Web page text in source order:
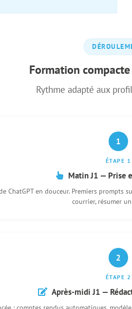
Formation
Rythme adapté aux
1
ÉTAPE 1
Matin J1 — Prise
ChatGPT en douceur. Premiers prompts
courrier, résumer
2
ÉTAPE 2
Après-midi J1 —